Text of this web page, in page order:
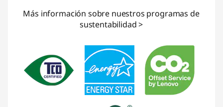
Más información sobre nuestros programas de
sustentabilidad >